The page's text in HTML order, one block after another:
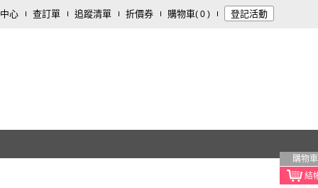
心 查訂單 追蹤清單 折價券 購物車( 0 ) 登記活動
購物車